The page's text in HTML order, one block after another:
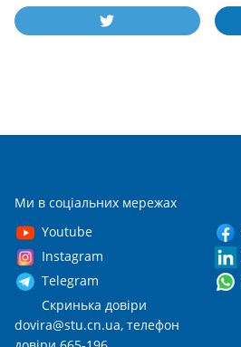
Ми в соціальних мережах
Youtube
Instagram
Telegram
Скринька довіри
dovira@stu.cn.ua, телефон